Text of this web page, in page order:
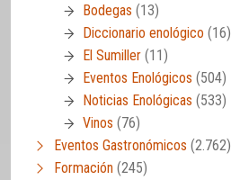
Bodegas (13)
Diccionario enológico (16)
El Sumiller (11)
Eventos Enológicos (504)
Noticias Enológicas (533)
Vinos (76)
Eventos Gastronómicos (2.762)
Formación (245)